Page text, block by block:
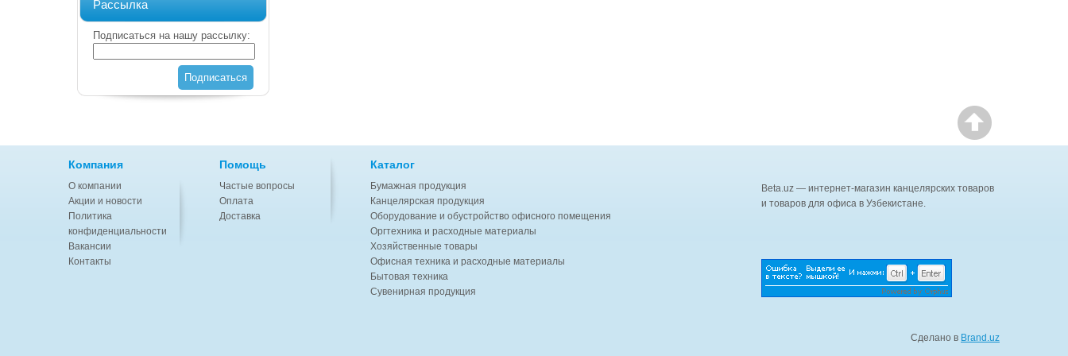
Рассылка
Подписаться на нашу рассылку:
Подписаться
Компания
О компании
Акции и новости
Политика
конфиденциальности
Вакансии
Контакты
Помощь
Частые вопросы
Оплата
Доставка
Каталог
Бумажная продукция
Канцелярская продукция
Оборудование и обустройство офисного помещения
Оргтехника и расходные материалы
Хозяйственные товары
Офисная техника и расходные материалы
Бытовая техника
Сувенирная продукция
Beta.uz — интернет-магазин канцелярских товаров
и товаров для офиса в Узбекистане.
Сделано в Brand.uz